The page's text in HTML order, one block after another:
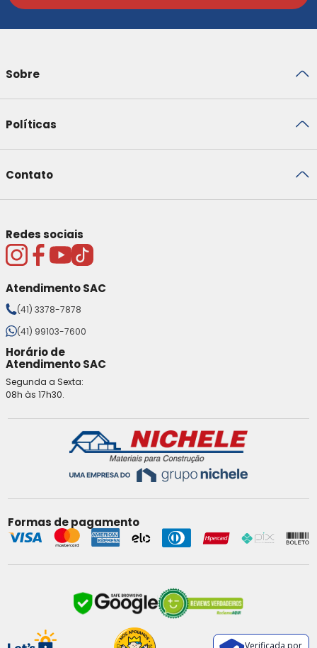
Sobre
Políticas
Contato
Redes sociais
Atendimento SAC
(41) 3378-7878
(41) 99103-7600
Horário de
Atendimento SAC
Segunda a Sexta:
08h às 17h30.
Formas de pagamento
Verificada por